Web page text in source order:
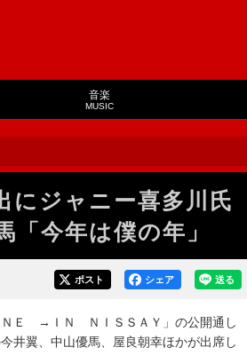
音楽
MUSIC
にジャニー喜多川氏
今年は僕の年」
送る
シェア
ポスト
ＮＥ →ＩＮ ＮＩＳＳＡＹ」の公開通し
井翼、中山優馬、屋良朝幸ほかが出席し